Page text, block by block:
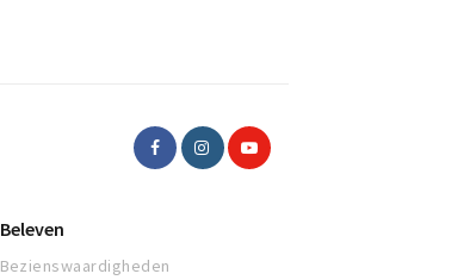
Beleven
Bezienswaardigheden